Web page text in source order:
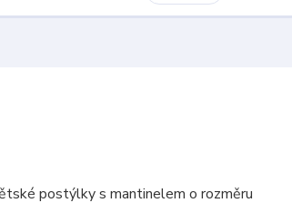
postýlky s mantinelem o rozměru